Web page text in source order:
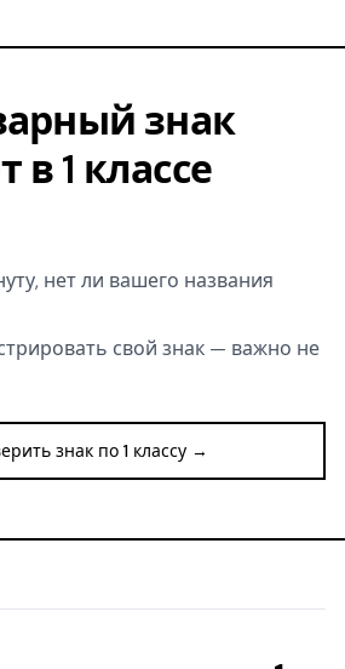
знак
в 1 классе
нет ли вашего названия
свой знак — важно не
знак по 1 классу →